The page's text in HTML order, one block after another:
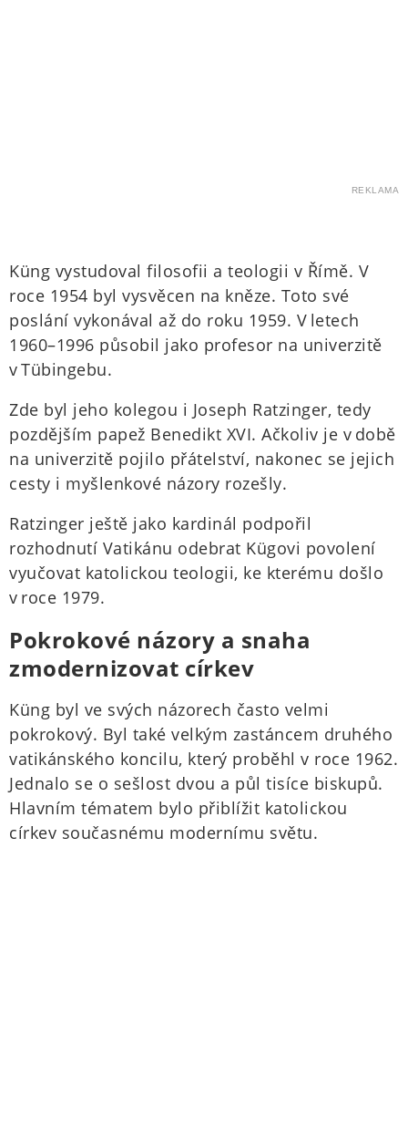
REKLAMA
Küng vystudoval filosofii a teologii v Římě. V
roce 1954 byl vysvěcen na kněze. Toto své
poslání vykonával až do roku 1959. V letech
1960–1996 působil jako profesor na univerzitě
v Tübingebu.
Zde byl jeho kolegou i Joseph Ratzinger, tedy
pozdějším papež Benedikt XVI. Ačkoliv je v době
na univerzitě pojilo přátelství, nakonec se jejich
cesty i myšlenkové názory rozešly.
Ratzinger ještě jako kardinál podpořil
rozhodnutí Vatikánu odebrat Kügovi povolení
vyučovat katolickou teologii, ke kterému došlo
v roce 1979.
Pokrokové názory a snaha
zmodernizovat církev
Küng byl ve svých názorech často velmi
pokrokový. Byl také velkým zastáncem druhého
vatikánského koncilu, který proběhl v roce 1962.
Jednalo se o sešlost dvou a půl tisíce biskupů.
Hlavním tématem bylo přiblížit katolickou
církev současnému modernímu světu.